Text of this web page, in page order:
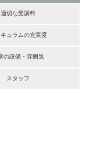
適切な受講料
キュラムの充実度
の設備・雰囲気
スタッフ